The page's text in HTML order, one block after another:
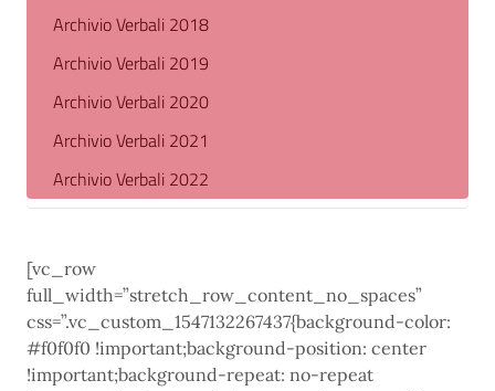
Archivio Verbali 2018
Archivio Verbali 2019
Archivio Verbali 2020
Archivio Verbali 2021
Archivio Verbali 2022
[vc_row
full_width=”stretch_row_content_no_spaces”
css=”.vc_custom_1547132267437{background-color:
#f0f0f0 !important;background-position: center
!important;background-repeat: no-repeat